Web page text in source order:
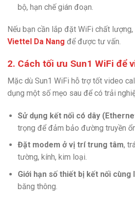
bộ, hạn chế gián đoạn.
Nếu bạn cần lắp đặt WiFi chất lượng,
Viettel Da Nang để được tư vấn.
2. Cách tối ưu Sun1 WiFi để
Mặc dù Sun1 WiFi hỗ trợ tốt video
dụng một số mẹo sau để có trải
Sử dụng kết nối có dây
trọng để đảm bảo đường truyền
Đặt modem ở vị trí trung tâm,
tường, kính, kim loại.
Giới hạn số thiết bị kết nối cùng
băng thông.